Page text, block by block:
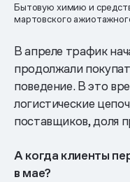
Бытовую химию и
мартовского
В апреле трафик
продолжали
поведение. В это
логистические
поставщиков, доля
А когда клиенты
в мае?